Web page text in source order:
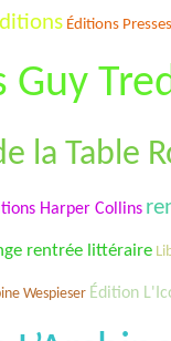
Éditions
Guy
la Table
Harper Collins
rentrée littéraire
Wespieser Édition